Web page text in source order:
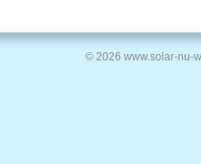
© 2026 www.solar-nu-